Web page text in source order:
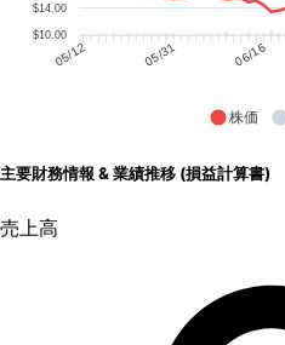
$14.00
$10.00
05/12 05/31 06/16
株価
主要財務情報 & 業績推移 (損益計算書)
売上高